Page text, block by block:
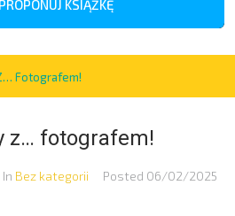
Kontakt
KSIĄŻKĘ
Fotografem!
z… fotografem!
In Bez kategorii Posted 06/02/2025